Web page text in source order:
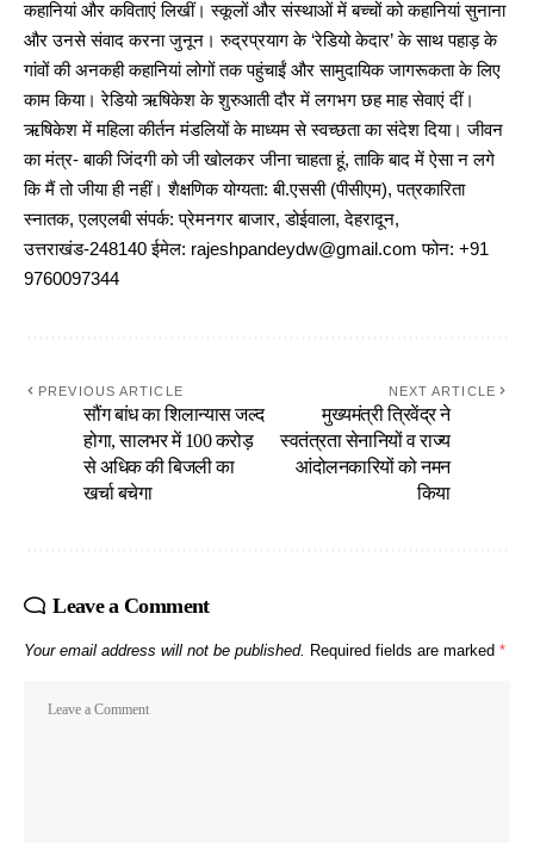
कहानियां और कविताएं लिखीं। स्कूलों और संस्थाओं में बच्चों को कहानियां सुनाना
और उनसे संवाद करना जुनून। रुद्रप्रयाग के ‘रेडियो केदार’ के साथ पहाड़ के
गांवों की अनकही कहानियां लोगों तक पहुंचाईं और सामुदायिक जागरूकता के लिए
काम किया। रेडियो ऋषिकेश के शुरुआती दौर में लगभग छह माह सेवाएं दीं।
ऋषिकेश में महिला कीर्तन मंडलियों के माध्यम से स्वच्छता का संदेश दिया। जीवन
का मंत्र- बाकी जिंदगी को जी खोलकर जीना चाहता हूं, ताकि बाद में ऐसा न लगे
कि मैं तो जीया ही नहीं। शैक्षणिक योग्यता: बी.एससी (पीसीएम), पत्रकारिता
स्नातक, एलएलबी संपर्क: प्रेमनगर बाजार, डोईवाला, देहरादून,
उत्तराखंड-248140 ईमेल: rajeshpandeydw@gmail.com फोन: +91
9760097344
PREVIOUS ARTICLE
सौंग बांध का शिलान्यास जल्द
होगा, सालभर में 100 करोड़
से अधिक की बिजली का
खर्चा बचेगा
NEXT ARTICLE
मुख्यमंत्री त्रिवेंद्र ने
स्वतंत्रता सेनानियों व राज्य
आंदोलनकारियों को नमन
किया
Leave a Comment
Your email address will not be published. Required fields are marked *